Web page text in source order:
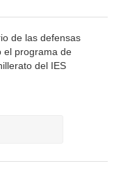
de las defensas
el programa de
del IES